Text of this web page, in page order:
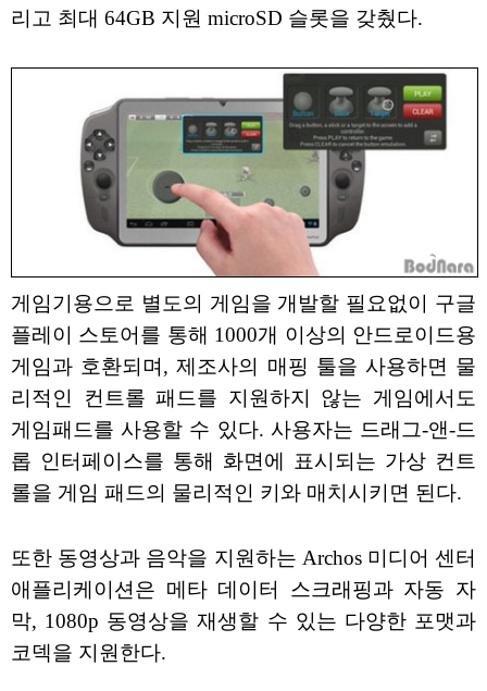
리고 최대 64GB 지원 microSD 슬롯을 갖췄다.
게임기용으로 별도의 게임을 개발할 필요없이 구글
플레이 스토어를 통해 1000개 이상의 안드로이드용
게임과 호환되며, 제조사의 매핑 툴을 사용하면 물
리적인 컨트롤 패드를 지원하지 않는 게임에서도
게임패드를 사용할 수 있다. 사용자는 드래그-앤-드
롭 인터페이스를 통해 화면에 표시되는 가상 컨트
롤을 게임 패드의 물리적인 키와 매치시키면 된다.
또한 동영상과 음악을 지원하는 Archos 미디어 센터
애플리케이션은 메타 데이터 스크래핑과 자동 자
막, 1080p 동영상을 재생할 수 있는 다양한 포맷과
코덱을 지원한다.